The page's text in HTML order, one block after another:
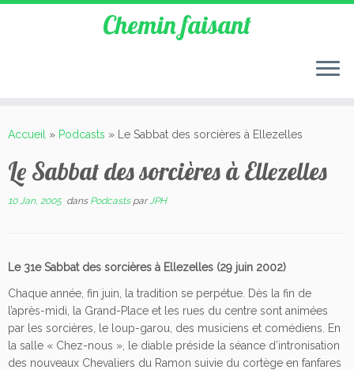
Chemin faisant
Accueil » Podcasts » Le Sabbat des sorcières à Ellezelles
Le Sabbat des sorcières à Ellezelles
10 Jan, 2005dans Podcasts parJPH
Le 31e Sabbat des sorcières à Ellezelles (29 juin 2002)
Chaque année, fin juin, la tradition se perpétue. Dès la fin de
l’après-midi, la Grand-Place et les rues du centre sont animées
par les sorcières, le loup-garou, des musiciens et comédiens. En
la salle « Chez-nous », le diable préside la séance d’intronisation
des nouveaux Chevaliers du Ramon suivie du cortège en fanfares